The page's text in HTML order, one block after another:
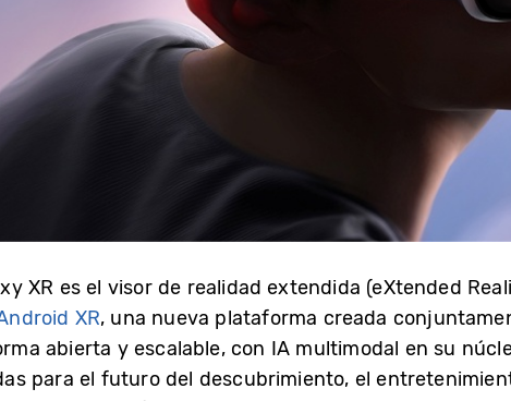
XR es el visor de realidad extendida (eXtended
XR, una nueva plataforma creada
abierta y escalable, con IA multimodal en su
para el futuro del descubrimiento, el